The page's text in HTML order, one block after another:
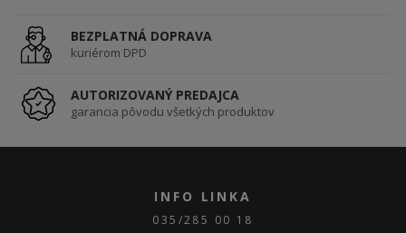
BEZPLATNÁ DOPRAVA
kuriérom DPD
AUTORIZOVANÝ PREDAJCA
garancia pôvodu všetkých produktov
INFO LINKA
035/285 00 18